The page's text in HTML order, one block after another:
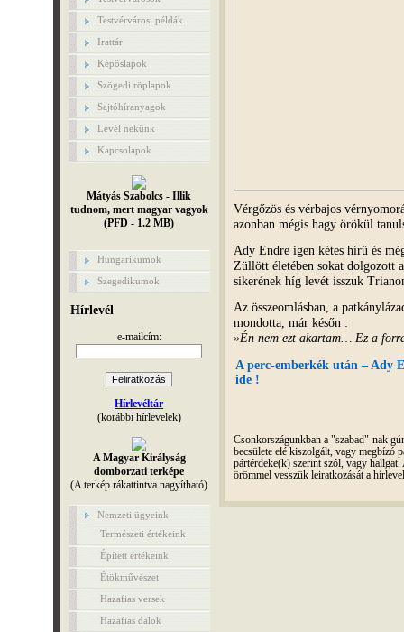
Testvérvárosi példák
Irattár
Képöslapok
Szögedi röplapok
Sajtóhíranyagok
Levél nekünk
Kapcsolapok
Mátyás Szabolcs - Illik
tudnom, mert magyar vagyok
(PFD - 1.2 MB)
Hungarikumok
Szegedikumok
Hírlevél
e-mailcím:
Hírlevéltár
(korábbi hírlevelek)
A Magyar Királyság
domborzati terképe
(A terkép rákattintva nagyítható)
Nemzeti ügyeink
Természeti értékeink
Épített értékeink
Étökművészet
Hazafias versek
Hazafias dalok
Vérgőzös és vérbajos
azonban mégis hagy örökül
Ady Endre igen kétes hírű és
Züllött életében sokat dolgozott
sikerének híg levét isszuk
Az összeomlásban, a
mondotta, már későn :
»Én nem ezt akartam… Ez a
A perc-emberkék után – Ady
ide !
Csonkországunkban a "szabad"-nak
becsülete elé kiszolgált, vagy megbízó
pártérdeke(k) szerint szól, vagy
örömmel vesszük leiratkozását a